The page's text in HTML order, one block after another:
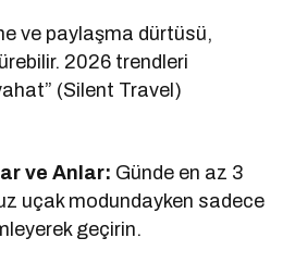
ve paylaşma dürtüsü,
2026 trendleri
(Silent Travel)
ve Anlar: Günde en az 3
uçak modundayken sadece
geçirin.